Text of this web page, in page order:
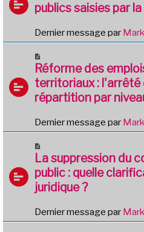
publics saisies par
Dernier message par
Réforme des
territoriaux : l'arrêté
répartition par
Dernier message par
La suppression du
public : quelle
juridique ?
Dernier message par